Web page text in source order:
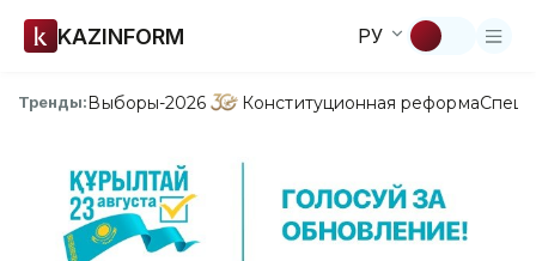
KAZINFORM РУ
Тренды:Выборы-2026 Конституционная реформа